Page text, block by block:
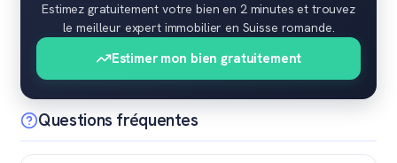
Estimez gratuitement votre bien en 2 minutes et trouvez
le meilleur expert immobilier en Suisse romande.
Estimer mon bien gratuitement
Questions fréquentes